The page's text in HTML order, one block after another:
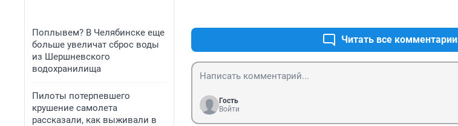
Поплывем? В Челябинске еще
больше увеличат сброс воды
из Шершневского
водохранилища
Пилоты потерпевшего
крушение самолета
рассказали, как выживали в
Читать все комментарии
Гость
Войти